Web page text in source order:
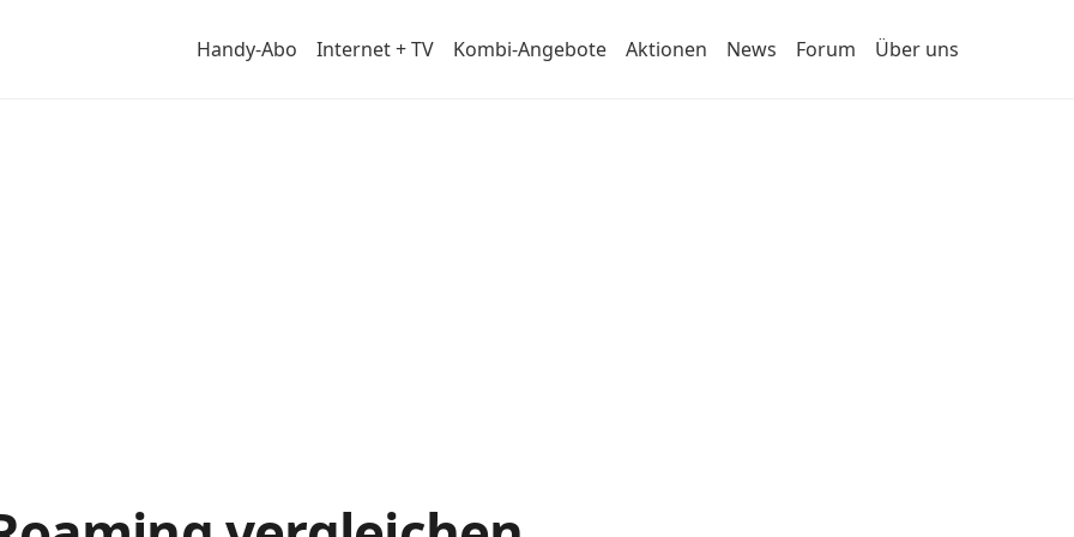
Handy-Abo Internet + TV Kombi-Angebote Aktionen News Forum Über uns